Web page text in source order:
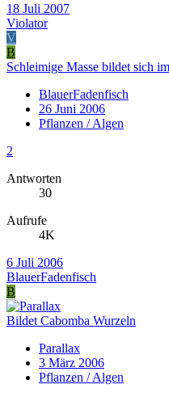
18 Juli 2007
Violator
V
B
Schleimige Masse bildet sich
BlauerFadenfisch
26 Juni 2006
Pflanzen / Algen
2
Antworten
30
Aufrufe
4K
6 Juli 2006
BlauerFadenfisch
B
Bildet Cabomba Wurzeln
Parallax
3 März 2006
Pflanzen / Algen